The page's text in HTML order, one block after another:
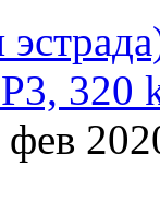
320
фев